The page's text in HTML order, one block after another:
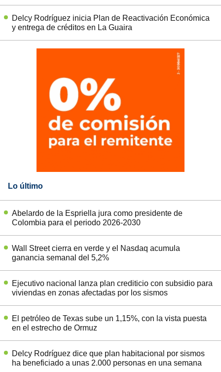
Delcy Rodríguez inicia Plan de Reactivación Económica
y entrega de créditos en La Guaira
Lo último
Abelardo de la Espriella jura como presidente de
Colombia para el periodo 2026-2030
Wall Street cierra en verde y el Nasdaq acumula
ganancia semanal del 5,2%
Ejecutivo nacional lanza plan crediticio con subsidio para
viviendas en zonas afectadas por los sismos
El petróleo de Texas sube un 1,15%, con la vista puesta
en el estrecho de Ormuz
Delcy Rodríguez dice que plan habitacional por sismos
ha beneficiado a unas 2.000 personas en una semana